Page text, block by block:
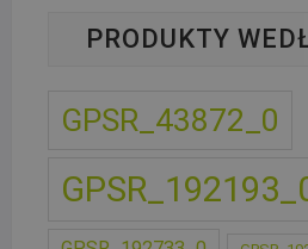
PRODUKTY
GPSR_43872_0